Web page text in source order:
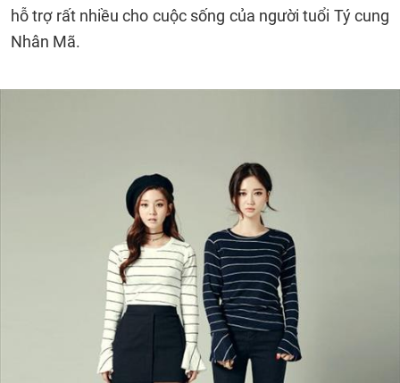
hỗ trợ rất nhiều cho cuộc sống của người tuổi Tý cung
Nhân Mã.